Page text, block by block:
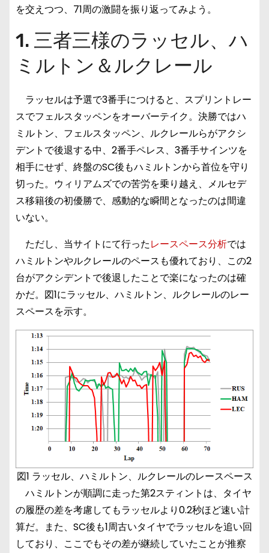
を交えつつ、71周の激闘を振り返ってみよう。
1. 三者三様のラッセル、ハ
ミルトン＆ルクレール
ラッセルは予選で3番手につけると、スプリントレー
スでフェルスタッペンをオーバーテイク。決勝ではハ
ミルトン、フェルスタッペン、ルクレールらがアクシ
デントで後退する中、2番手ペレス、3番手サインツを
相手にせず、終盤のSC後もハミルトンから首位を守り
切った。ウィリアムズでの苦労を乗り越え、メルセデ
ス移籍後の初優勝で、感動的な瞬間となったのは間違
いない。
ただし、当サイトにて行ったレースペース分析では
ハミルトンやルクレールのペースも優れており、この2
台がアクシデントで後退したことで楽になったのは確
かだ。図1にラッセル、ハミルトン、ルクレールのレー
スペースを示す。
図1 ラッセル、ハミルトン、ルクレールのレースペース
ハミルトンが順調に走った第2スティントは、タイヤ
の履歴の差を考慮してもラッセルより0.2秒ほど速い計
算だ。また、SC後も1周古いタイヤでラッセルを追い回
しており、ここでもその差が継続していたことが推察